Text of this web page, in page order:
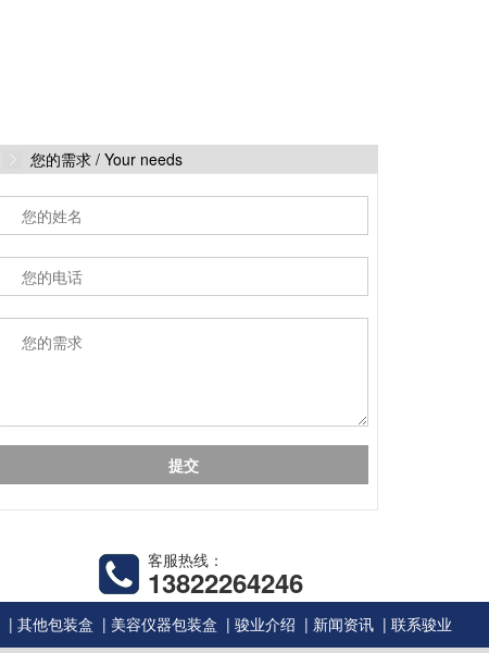
您的需求 / Your needs
客服热线：
13822264246
| 其他包装盒 | 美容仪器包装盒 | 骏业介绍 | 新闻资讯 | 联系骏业